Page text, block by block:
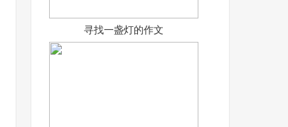
寻找一盏灯的作文